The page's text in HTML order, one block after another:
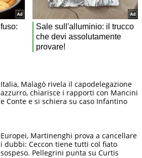
Italia, Malagò rivela il capodelegazione
azzurro, chiarisce i rapporti con Mancini
e Conte e si schiera su caso Infantino
Europei, Martinenghi prova a cancellare
i dubbi: Ceccon tiene tutti col fiato
sospeso. Pellegrini punta su Curtis